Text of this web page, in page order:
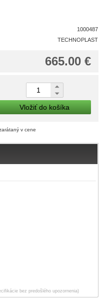
1000487
TECHNOPLAST
665.00 €
Vložiť do košíka
v cene
bez predošlého upozornenia)